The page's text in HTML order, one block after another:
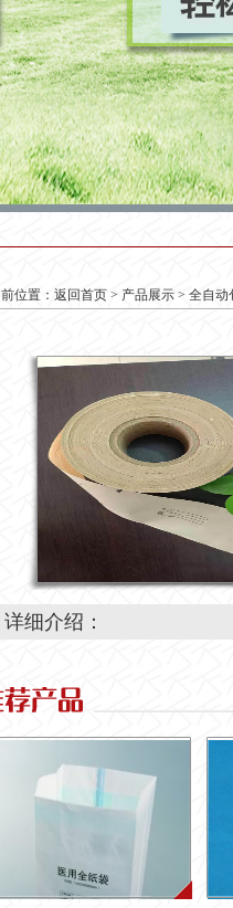
位置： 返回首页 > 产品展示 > 全自动
详细介绍：